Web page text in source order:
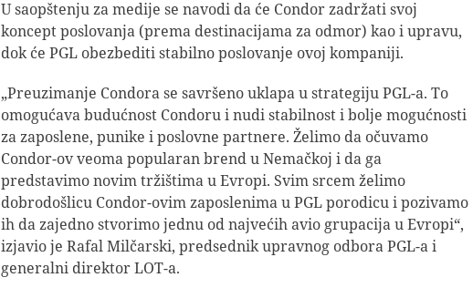
U saopštenju za medije se navodi da će Condor zadržati svoj
koncept poslovanja (prema destinacijama za odmor) kao i upravu,
dok će PGL obezbediti stabilno poslovanje ovoj kompaniji.
„Preuzimanje Condora se savršeno uklapa u strategiju PGL-a. To
omogućava budućnost Condoru i nudi stabilnost i bolje mogućnosti
za zaposlene, punike i poslovne partnere. Želimo da očuvamo
Condor-ov veoma popularan brend u Nemačkoj i da ga
predstavimo novim tržištima u Evropi. Svim srcem želimo
dobrodošlicu Condor-ovim zaposlenima u PGL porodicu i pozivamo
ih da zajedno stvorimo jednu od najvećih avio grupacija u Evropi“,
izjavio je Rafal Milčarski, predsednik upravnog odbora PGL-a i
generalni direktor LOT-a.